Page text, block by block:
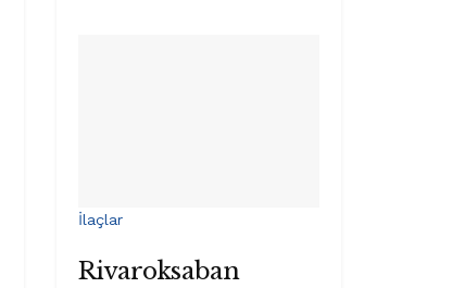
İlaçlar
Rivaroksaban